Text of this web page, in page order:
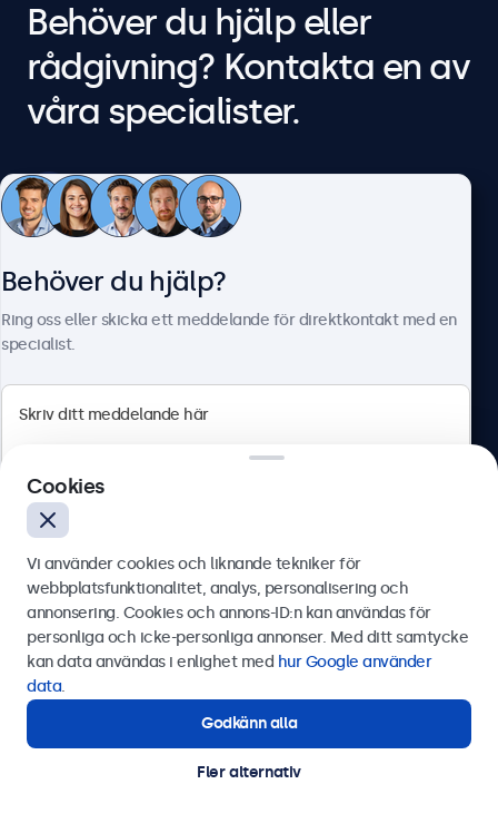
Behöver du hjälp eller
rådgivning? Kontakta en av
våra specialister.
Ring oss på 0844-680 783
Måndag till fredag, 08:30 - 17:30
Mejla oss på info@beetronics.se
Kundtjänst
Om Beetronics
Behöver du hjälp?
Ring oss eller skicka ett meddelande för direktkontakt med en
specialist.
Skicka
Kontakta våra experter.
Cookies
Vi använder cookies och liknande tekniker för
webbplatsfunktionalitet, analys, personalisering och
annonsering. Cookies och annons-ID:n kan användas för
personliga och icke-personliga annonser. Med ditt samtycke
kan data användas i enlighet med hur Google använder
data.
Godkänn alla
Fler alternativ